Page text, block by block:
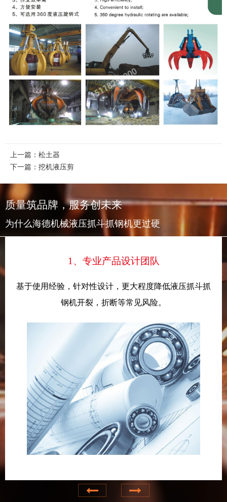
上一篇： 松土器
下一篇： 挖机液压剪
质量筑品牌，服务创未来
为什么海德机械液压抓斗抓钢机更过硬
1、专业产品设计团队
基于使用经验，针对性设计，更大程度降低液压抓斗抓
钢机开裂，折断等常见风险。